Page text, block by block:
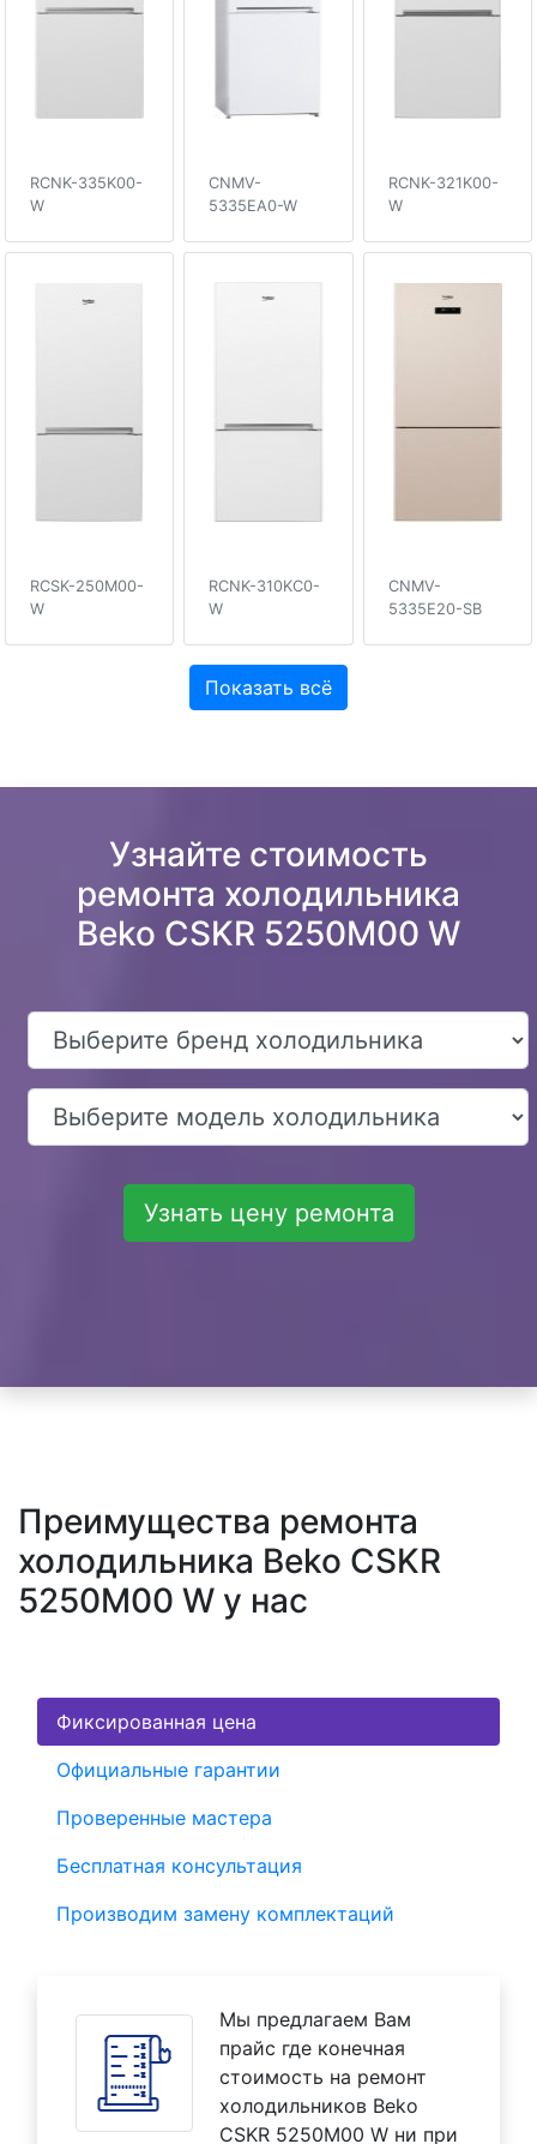
RCNK-335K00-
W
CNMV-
5335EA0-W
RCNK-321K00-
W
RCSK-250M00-
W
RCNK-310KC0-
W
CNMV-
5335E20-SB
Показать всё
Узнайте стоимость
ремонта холодильника
Beko CSKR 5250M00 W
Узнать цену ремонта
Преимущества ремонта
холодильника Beko CSKR
5250M00 W у нас
Фиксированная цена
Официальные гарантии
Проверенные мастера
Бесплатная консультация
Производим замену комплектаций
Мы предлагаем Вам
прайс где конечная
стоимость на ремонт
холодильников Beko
CSKR 5250M00 W ни при